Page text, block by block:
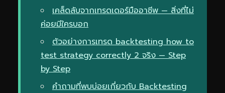
เคล็ดลับจากเทรดเดอร์มืออาชีพ — สิ่งที่ไม่
ค่อยมีใครบอก
ตัวอย่างการเทรด backtesting how to
test strategy correctly 2 จริง — Step
by Step
คำถามที่พบบ่อยเกี่ยวกับ Backtesting